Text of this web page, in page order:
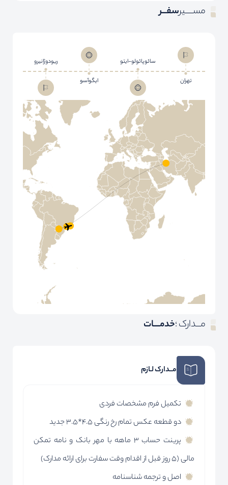
مســـــیرسفـــر
تهران
سائوپائولو-ایتو
ایگوآسو
ریودوژانیرو
مـــدارک ؛خدمــــات
مــدارک لـازم
تکمیل فرم مشخصات فردی
دو قطعه عکس تمام رخ رنگی 4.5*3.5 جدید
پرینت حساب 3 ماهه با مهر بانک و نامه تمکن
مالی (5 روز قبل از اقدام وقت سفارت برای ارائه مدارک)
اصل و ترجمه شناسنامه